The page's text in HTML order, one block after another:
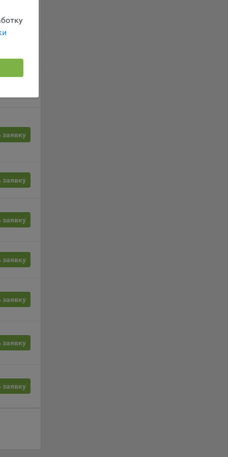
заявку
заявку
заявку
заявку
заявку
заявку
заявку